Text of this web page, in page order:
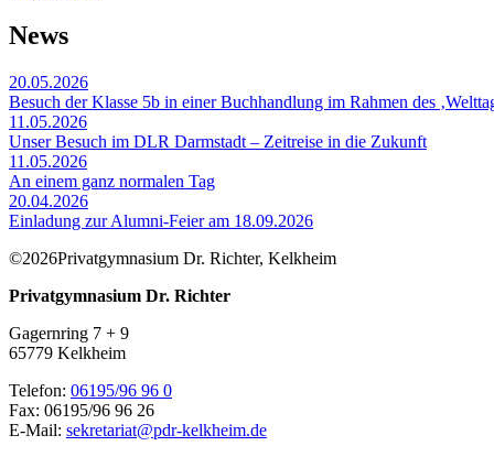
News
20.05.2026
Besuch der Klasse 5b in einer Buchhandlung im Rahmen des
11.05.2026
Unser Besuch im DLR Darmstadt – Zeitreise in die Zukunft
11.05.2026
An einem ganz normalen Tag
20.04.2026
Einladung zur Alumni-Feier am 18.09.2026
©2026Privatgymnasium Dr. Richter, Kelkheim
Privatgymnasium Dr. Richter
Gagernring 7 + 9
65779 Kelkheim
Telefon: 06195/96 96 0
Fax: 06195/96 96 26
E-Mail: sekretariat@pdr-kelkheim.de